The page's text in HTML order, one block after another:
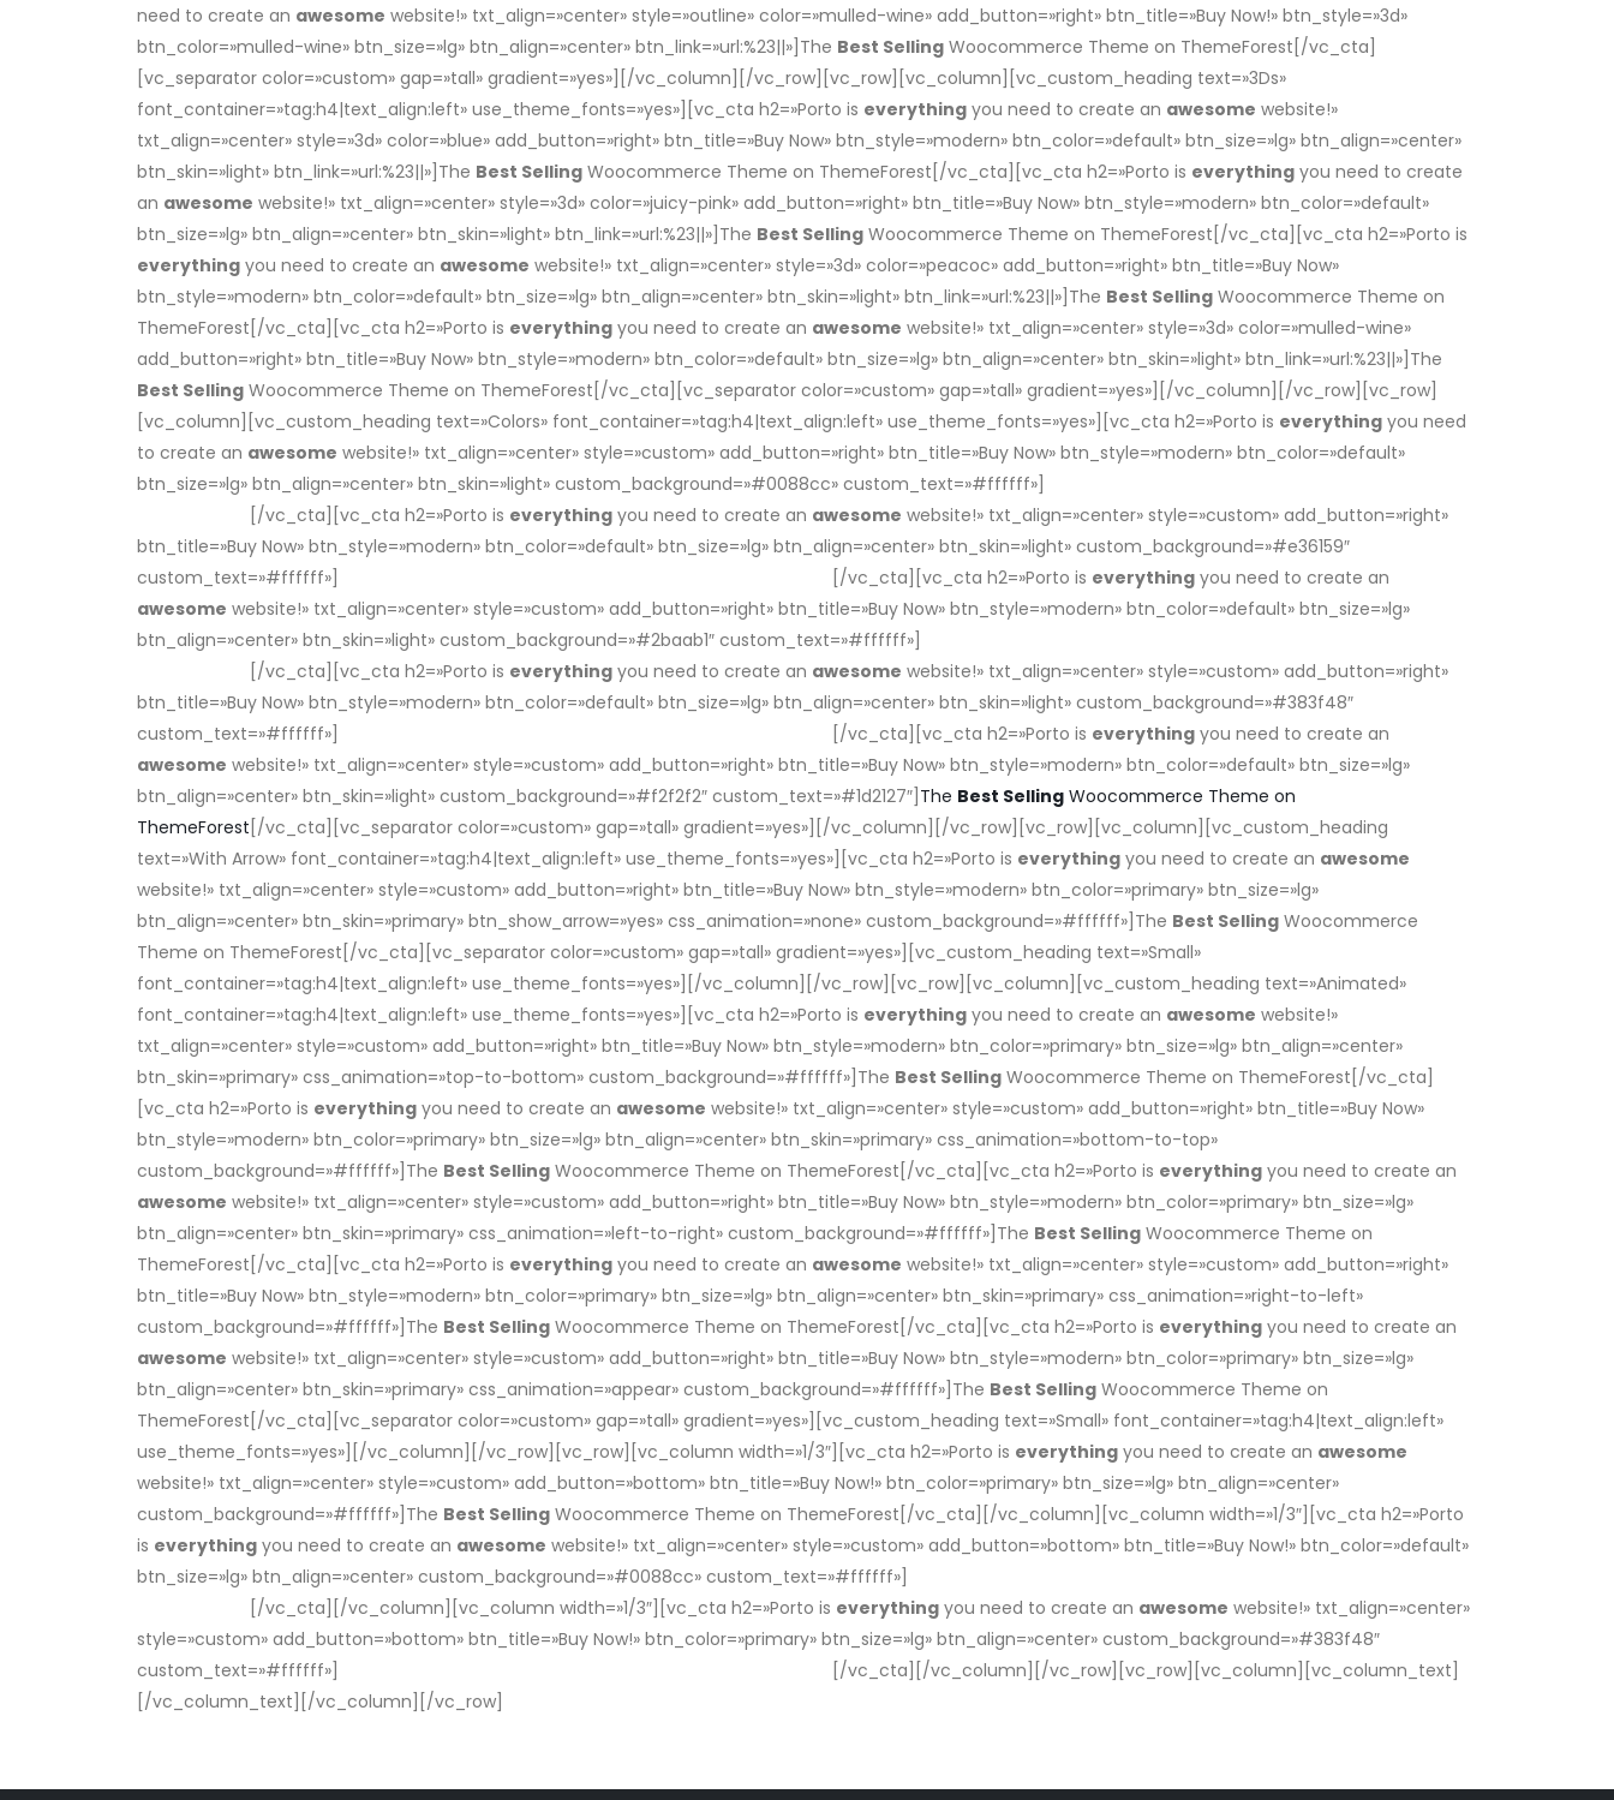
need to create an awesome website!» txt_align=»center» style=»outline» color=»mulled-wine» add_button=»right» btn_title=»Buy Now!» btn_style=»3d»
btn_color=»mulled-wine» btn_size=»lg» btn_align=»center» btn_link=»url:%23||»]The Best Selling Woocommerce Theme on ThemeForest[/vc_cta]
[vc_separator color=»custom» gap=»tall» gradient=»yes»][/vc_column][/vc_row][vc_row][vc_column][vc_custom_heading text=»3Ds»
font_container=»tag:h4|text_align:left» use_theme_fonts=»yes»][vc_cta h2=»Porto is everything you need to create an awesome website!»
txt_align=»center» style=»3d» color=»blue» add_button=»right» btn_title=»Buy Now» btn_style=»modern» btn_color=»default» btn_size=»lg» btn_align=»center»
btn_skin=»light» btn_link=»url:%23||»]The Best Selling Woocommerce Theme on ThemeForest[/vc_cta][vc_cta h2=»Porto is everything you need to create
an awesome website!» txt_align=»center» style=»3d» color=»juicy-pink» add_button=»right» btn_title=»Buy Now» btn_style=»modern» btn_color=»default»
btn_size=»lg» btn_align=»center» btn_skin=»light» btn_link=»url:%23||»]The Best Selling Woocommerce Theme on ThemeForest[/vc_cta][vc_cta h2=»Porto is
everything you need to create an awesome website!» txt_align=»center» style=»3d» color=»peacoc» add_button=»right» btn_title=»Buy Now»
btn_style=»modern» btn_color=»default» btn_size=»lg» btn_align=»center» btn_skin=»light» btn_link=»url:%23||»]The Best Selling Woocommerce Theme on
ThemeForest[/vc_cta][vc_cta h2=»Porto is everything you need to create an awesome website!» txt_align=»center» style=»3d» color=»mulled-wine»
add_button=»right» btn_title=»Buy Now» btn_style=»modern» btn_color=»default» btn_size=»lg» btn_align=»center» btn_skin=»light» btn_link=»url:%23||»]The
Best Selling Woocommerce Theme on ThemeForest[/vc_cta][vc_separator color=»custom» gap=»tall» gradient=»yes»][/vc_column][/vc_row][vc_row]
[vc_column][vc_custom_heading text=»Colors» font_container=»tag:h4|text_align:left» use_theme_fonts=»yes»][vc_cta h2=»Porto is everything you need
to create an awesome website!» txt_align=»center» style=»custom» add_button=»right» btn_title=»Buy Now» btn_style=»modern» btn_color=»default»
btn_size=»lg» btn_align=»center» btn_skin=»light» custom_background=»#0088cc» custom_text=»#ffffff»]
[/vc_cta][vc_cta h2=»Porto is everything you need to create an awesome website!» txt_align=»center» style=»custom» add_button=»right»
btn_title=»Buy Now» btn_style=»modern» btn_color=»default» btn_size=»lg» btn_align=»center» btn_skin=»light» custom_background=»#e36159″
custom_text=»#ffffff»]
[/vc_cta][vc_cta h2=»Porto is everything you need to create an
awesome website!» txt_align=»center» style=»custom» add_button=»right» btn_title=»Buy Now» btn_style=»modern» btn_color=»default» btn_size=»lg»
btn_align=»center» btn_skin=»light» custom_background=»#2baab1″ custom_text=»#ffffff»]
[/vc_cta][vc_cta h2=»Porto is everything you need to create an awesome website!» txt_align=»center» style=»custom» add_button=»right»
btn_title=»Buy Now» btn_style=»modern» btn_color=»default» btn_size=»lg» btn_align=»center» btn_skin=»light» custom_background=»#383f48″
custom_text=»#ffffff»]
[/vc_cta][vc_cta h2=»Porto is everything you need to create an
awesome website!» txt_align=»center» style=»custom» add_button=»right» btn_title=»Buy Now» btn_style=»modern» btn_color=»default» btn_size=»lg»
btn_align=»center» btn_skin=»light» custom_background=»#f2f2f2″ custom_text=»#1d2127″] The Best Selling Woocommerce Theme on
ThemeForest [/vc_cta][vc_separator color=»custom» gap=»tall» gradient=»yes»][/vc_column][/vc_row][vc_row][vc_column][vc_custom_heading
text=»With Arrow» font_container=»tag:h4|text_align:left» use_theme_fonts=»yes»][vc_cta h2=»Porto is everything you need to create an awesome
website!» txt_align=»center» style=»custom» add_button=»right» btn_title=»Buy Now» btn_style=»modern» btn_color=»primary» btn_size=»lg»
btn_align=»center» btn_skin=»primary» btn_show_arrow=»yes» css_animation=»none» custom_background=»#ffffff»]The Best Selling Woocommerce
Theme on ThemeForest[/vc_cta][vc_separator color=»custom» gap=»tall» gradient=»yes»][vc_custom_heading text=»Small»
font_container=»tag:h4|text_align:left» use_theme_fonts=»yes»][/vc_column][/vc_row][vc_row][vc_column][vc_custom_heading text=»Animated»
font_container=»tag:h4|text_align:left» use_theme_fonts=»yes»][vc_cta h2=»Porto is everything you need to create an awesome website!»
txt_align=»center» style=»custom» add_button=»right» btn_title=»Buy Now» btn_style=»modern» btn_color=»primary» btn_size=»lg» btn_align=»center»
btn_skin=»primary» css_animation=»top-to-bottom» custom_background=»#ffffff»]The Best Selling Woocommerce Theme on ThemeForest[/vc_cta]
[vc_cta h2=»Porto is everything you need to create an awesome website!» txt_align=»center» style=»custom» add_button=»right» btn_title=»Buy Now»
btn_style=»modern» btn_color=»primary» btn_size=»lg» btn_align=»center» btn_skin=»primary» css_animation=»bottom-to-top»
custom_background=»#ffffff»]The Best Selling Woocommerce Theme on ThemeForest[/vc_cta][vc_cta h2=»Porto is everything you need to create an
awesome website!» txt_align=»center» style=»custom» add_button=»right» btn_title=»Buy Now» btn_style=»modern» btn_color=»primary» btn_size=»lg»
btn_align=»center» btn_skin=»primary» css_animation=»left-to-right» custom_background=»#ffffff»]The Best Selling Woocommerce Theme on
ThemeForest[/vc_cta][vc_cta h2=»Porto is everything you need to create an awesome website!» txt_align=»center» style=»custom» add_button=»right»
btn_title=»Buy Now» btn_style=»modern» btn_color=»primary» btn_size=»lg» btn_align=»center» btn_skin=»primary» css_animation=»right-to-left»
custom_background=»#ffffff»]The Best Selling Woocommerce Theme on ThemeForest[/vc_cta][vc_cta h2=»Porto is everything you need to create an
awesome website!» txt_align=»center» style=»custom» add_button=»right» btn_title=»Buy Now» btn_style=»modern» btn_color=»primary» btn_size=»lg»
btn_align=»center» btn_skin=»primary» css_animation=»appear» custom_background=»#ffffff»]The Best Selling Woocommerce Theme on
ThemeForest[/vc_cta][vc_separator color=»custom» gap=»tall» gradient=»yes»][vc_custom_heading text=»Small» font_container=»tag:h4|text_align:left»
use_theme_fonts=»yes»][/vc_column][/vc_row][vc_row][vc_column width=»1/3″][vc_cta h2=»Porto is everything you need to create an awesome
website!» txt_align=»center» style=»custom» add_button=»bottom» btn_title=»Buy Now!» btn_color=»primary» btn_size=»lg» btn_align=»center»
custom_background=»#ffffff»]The Best Selling Woocommerce Theme on ThemeForest[/vc_cta][/vc_column][vc_column width=»1/3″][vc_cta h2=»Porto
is everything you need to create an awesome website!» txt_align=»center» style=»custom» add_button=»bottom» btn_title=»Buy Now!» btn_color=»default»
btn_size=»lg» btn_align=»center» custom_background=»#0088cc» custom_text=»#ffffff»]
[/vc_cta][/vc_column][vc_column width=»1/3″][vc_cta h2=»Porto is everything you need to create an awesome website!» txt_align=»center»
style=»custom» add_button=»bottom» btn_title=»Buy Now!» btn_color=»primary» btn_size=»lg» btn_align=»center» custom_background=»#383f48″
custom_text=»#ffffff»]
[/vc_cta][/vc_column][/vc_row][vc_row][vc_column][vc_column_text]
[/vc_column_text][/vc_column][/vc_row]